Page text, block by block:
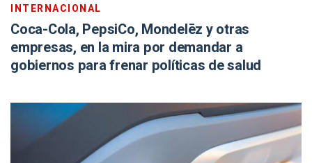
INTERNACIONAL
Coca-Cola, PepsiCo, Mondelēz y otras
empresas, en la mira por demandar a
gobiernos para frenar políticas de salud